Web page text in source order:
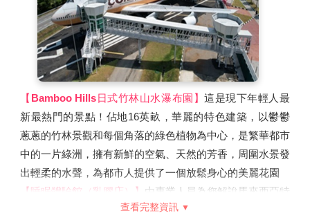
註3：天空交響樂Sky Symphony，屬免費活動，如遇不定
期維修時無法觀賞，無法退費。
【Bamboo Hills日式竹林山水瀑布園】這是現下年輕人最
新最熱門的景點！佔地16英畝，華麗的特色建築，以鬱鬱
蔥蔥的竹林景觀和每個角落的綠色植物為中心，是繁華都市
中的一片綠洲，擁有新鮮的空氣、天然的芳香，周圍水景發
出輕柔的水聲，為都市人提供了一個放鬆身心的美麗花園
【睡眠體驗館（乳膠店）】 由專業人員為您解說馬來西亞特
產像膠的生長過程及製造乳膠過程，當場亦可試試各式的乳
查看完整資訊